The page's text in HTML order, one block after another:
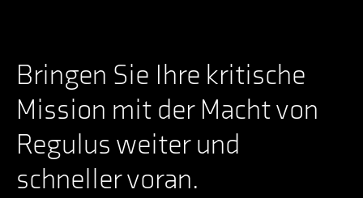
Bringen Sie Ihre kritische
Mission mit der Macht von
Regulus weiter und
schneller voran.